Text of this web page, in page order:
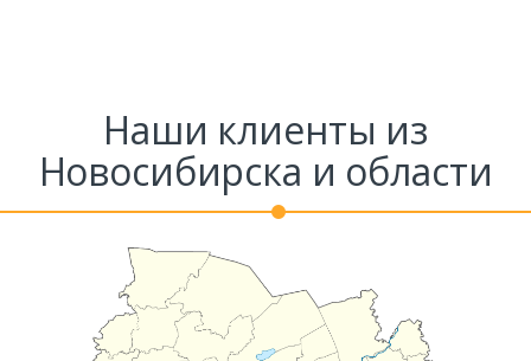
Наши клиенты из
Новосибирска и области